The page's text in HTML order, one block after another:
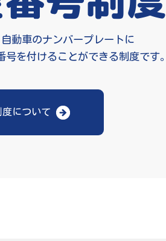
自動車のナンバープレートに
号を付けることができる制度です。
について